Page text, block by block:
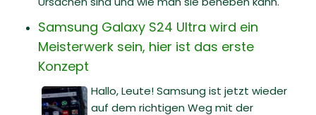
Samsung Galaxy S24 Ultra wird ein
Meisterwerk sein, hier ist das erste
Konzept
Hallo, Leute! Samsung ist jetzt wieder
auf dem richtigen Weg mit der